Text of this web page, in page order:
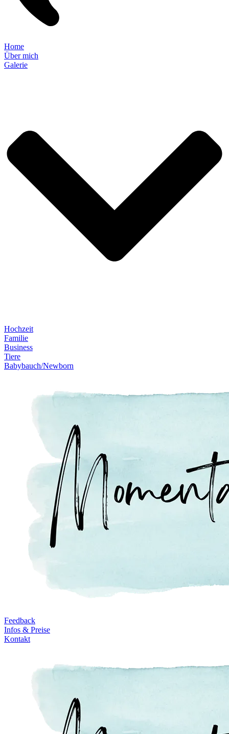
Home
Über mich
Galerie
Hochzeit
Familie
Business
Tiere
Babybauch/Newborn
Feedback
Infos & Preise
Kontakt